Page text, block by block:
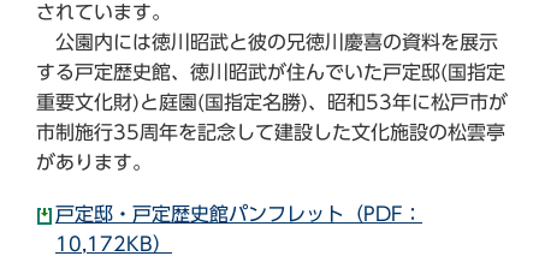
されています。
公園内には徳川昭武と彼の兄徳川慶喜の資料を展示
する戸定歴史館、徳川昭武が住んでいた戸定邸(国指定
重要文化財)と庭園(国指定名勝)、昭和53年に松戸市が
市制施行35周年を記念して建設した文化施設の松雲亭
があります。
戸定邸・戸定歴史館パンフレット（PDF：
10,172KB）